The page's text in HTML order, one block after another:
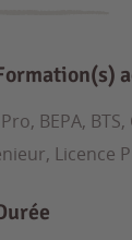
BEPA,
Licence